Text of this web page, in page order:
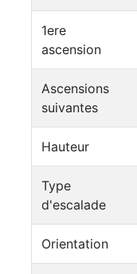
1ere
ascension
Ascensions
suivantes
Hauteur
Type
d'escalade
Orientation